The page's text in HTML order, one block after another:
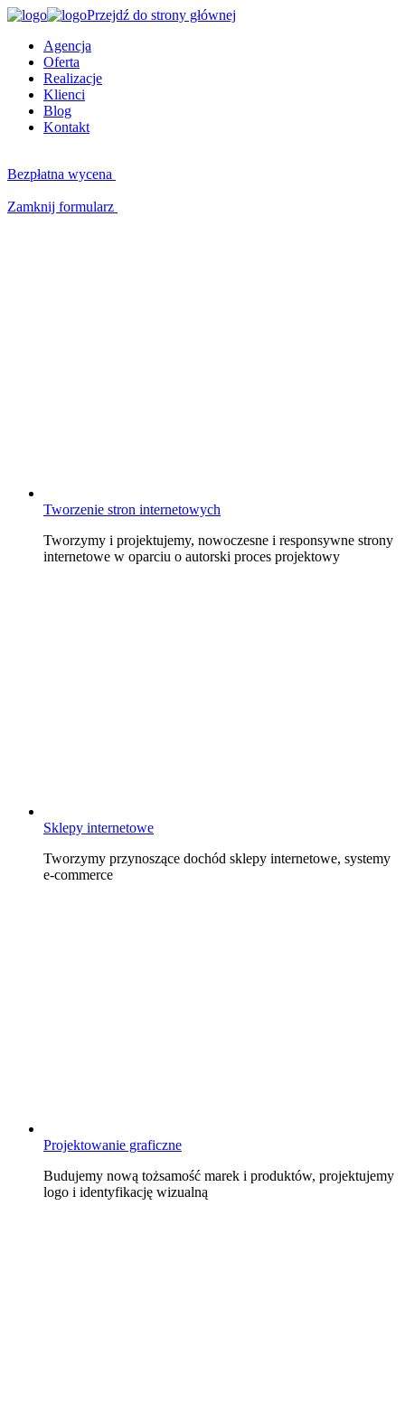
Przejdź do strony głównej
Agencja
Oferta
Realizacje
Klienci
Blog
Kontakt
Bezpłatna wycena
Zamknij formularz
Tworzenie stron internetowych
Tworzymy i projektujemy, nowoczesne i responsywne strony
internetowe w oparciu o autorski proces projektowy
Sklepy internetowe
Tworzymy przynoszące dochód sklepy internetowe, systemy
e-commerce
Projektowanie graficzne
Budujemy nową tożsamość marek i produktów, projektujemy
logo i identyfikację wizualną